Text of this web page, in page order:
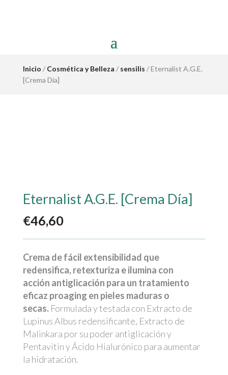
Inicio / Cosmética y Belleza / sensilis / Eternalist A.G.E.
[Crema Día]
Eternalist A.G.E. [Crema Día]
€46,60
Crema de fácil extensibilidad que
redensifica, retexturiza e ilumina con
acción antiglicación para un tratamiento
eficaz proaging en pieles maduras o
secas. Formulada y testada con Extracto de
Lupinus Albus redensificante, Extracto de
Malinkara por su poder antiglicación y
Pentavitin y Ácido Hialurónico para aumentar
la hidratación.